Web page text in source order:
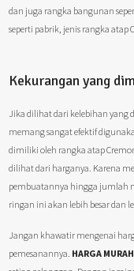
dan juga rangka bangunan
seperti pabrik, jenis rangka
Kekurangan yang
Jika dilihat dari kelebihan
memang sangat efektif
dimiliki oleh rangka atap
dilihat dari harganya. Karena
pembuatannya hingga jumlah
ringan ini akan lebih besar dan
Jangan khawatir mengenai
pemesanannya. HARGA MURAH